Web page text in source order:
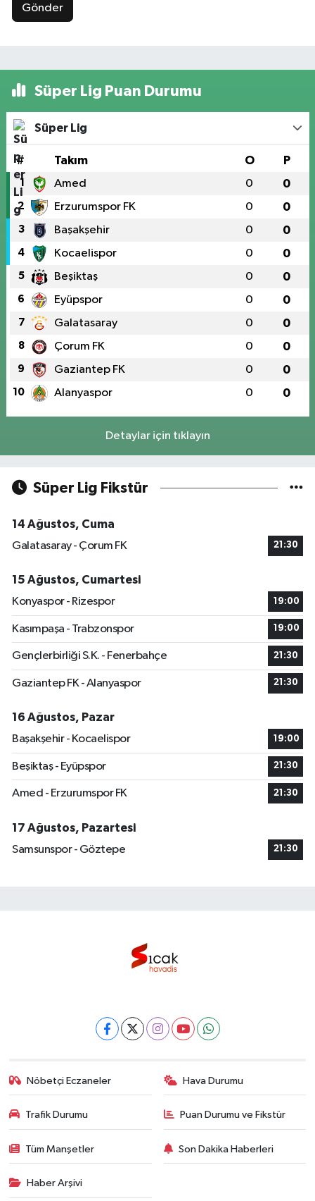
Gönder
Süper Lig Puan Durumu
Süper Lig
# Takım O P
1 Amed 0 0
2 Erzurumspor FK 0 0
3 Başakşehir 0 0
4 Kocaelispor 0 0
5 Beşiktaş 0 0
6 Eyüpspor 0 0
7 Galatasaray 0 0
8 Çorum FK 0 0
9 Gaziantep FK 0 0
10 Alanyaspor 0 0
Detaylar için tıklayın
Süper Lig Fikstür
14 Ağustos, Cuma
Galatasaray - Çorum FK
21:30
15 Ağustos, Cumartesi
Konyaspor - Rizespor
19:00
Kasımpaşa - Trabzonspor 19:00
Gençlerbirliği S.K. - Fenerbahçe 21:30
Gaziantep FK - Alanyaspor 21:30
16 Ağustos, Pazar
Başakşehir - Kocaelispor
19:00
Beşiktaş - Eyüpspor 21:30
Amed - Erzurumspor FK 21:30
17 Ağustos, Pazartesi
Samsunspor - Göztepe
21:30
Nöbetçi Eczaneler Hava Durumu
Trafik Durumu Puan Durumu ve Fikstür
Tüm Manşetler Son Dakika Haberleri
Haber Arşivi